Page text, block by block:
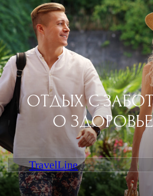
TravelLine